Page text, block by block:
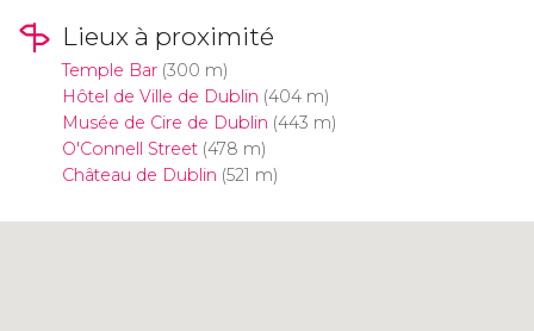
Lieux à proximité
Temple Bar(300 m)
Hôtel de Ville de Dublin (404 m)
Musée de Cire de Dublin (443 m)
O'Connell Street(478 m)
Château de Dublin (521 m)